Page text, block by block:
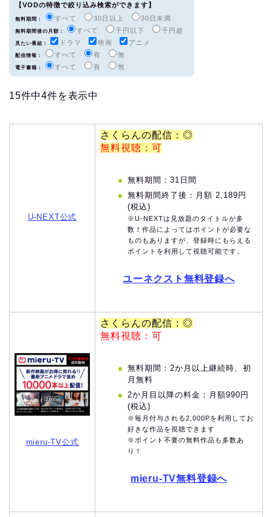
【VODの特徴で絞り込み検索ができます】
無料期間： すべて 30日以上 30日未満
無料期間後の月額： すべて 千円以下 千円超
見たい番組： ドラマ 映画 アニメ
配信情報： すべて 有 無
電子書籍： すべて 有 無
15件中4件を表示中
U-NEXT公式
さくらんの配信：◎
無料視聴：可
無料期間：31日間
無料期間終了後：月額 2,189円
(税込)
※U-NEXTは見放題のタイトルが多
数！作品によってはポイントが必要な
ものもありますが、登録時にもらえる
ポイントを利用して視聴可能です。
ユーネクスト無料登録へ
mieru-TV公式
さくらんの配信：◎
無料視聴：可
無料期間：2か月以上継続時、初
月無料
2か月目以降の料金：月額990円
(税込)
※毎月付与される2,000Pを利用してお
好きな作品を視聴できます
※ポイント不要の無料作品も多数あ
り！
mieru-TV無料登録へ